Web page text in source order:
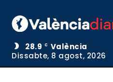
28.9 C
València
Dissabte, 8 agost, 2026